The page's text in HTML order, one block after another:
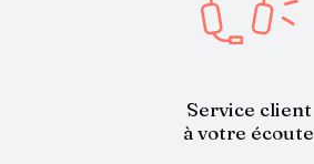
Service client
à votre écoute